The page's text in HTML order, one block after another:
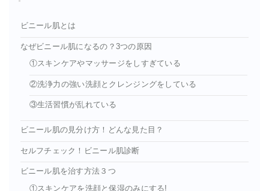
ビニール肌とは
なぜビニール肌になるの？3つの原因
①スキンケアやマッサージをしすぎている
②洗浄力の強い洗顔とクレンジングをしている
③生活習慣が乱れている
ビニール肌の見分け方！どんな見た目？
セルフチェック！ビニール肌診断
ビニール肌を治す方法３つ
①スキンケアを洗顔と保湿のみにする!